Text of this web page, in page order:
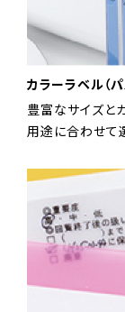
カラーラベル（パ
豊富なサイズと
用途に合わせて